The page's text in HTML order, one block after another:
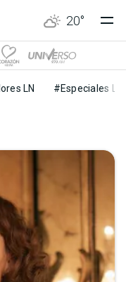
20°
LN #Especiales LN